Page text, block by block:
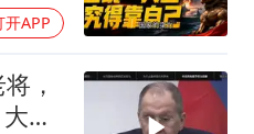
开APP
，
鹅